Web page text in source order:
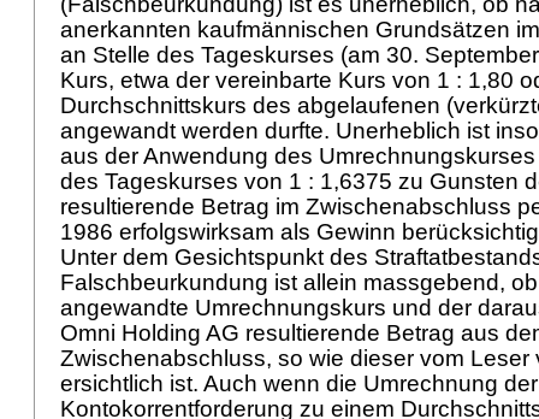
anerkannten kaufmännischen Grundsätzen
an Stelle des Tageskurses (am 30.
Kurs, etwa der vereinbarte Kurs von 1 : 1,80
Durchschnittskurs des abgelaufenen
angewandt werden durfte. Unerheblich ist
aus der Anwendung des
des Tageskurses von 1 : 1,6375 zu Gunsten
resultierende Betrag im Zwischenabschluss
1986 erfolgswirksam als Gewinn
Unter dem Gesichtspunkt des
Falschbeurkundung ist allein massgebend,
angewandte Umrechnungskurs und der
Omni Holding AG resultierende Betrag aus
Zwischenabschluss, so wie dieser vom Leser
ersichtlich ist. Auch wenn die Umrechnung der
Kontokorrentforderung zu einem